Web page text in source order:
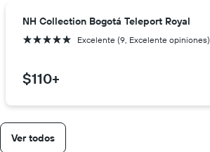
NH Collection Bogotá Teleport Royal
5 estrellas Excelente (9, Excelente opiniones)
$110+
Ver todos